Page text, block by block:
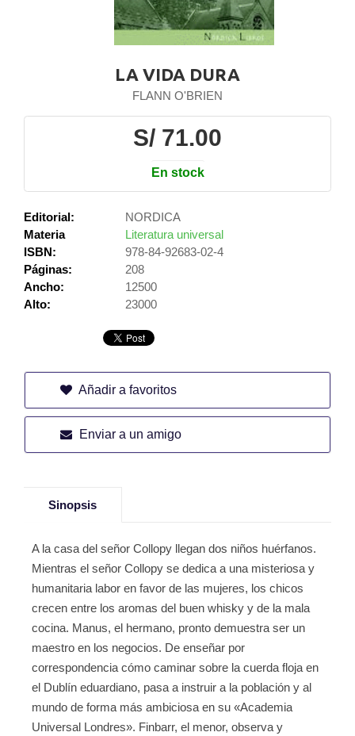
LA VIDA DURA
FLANN O'BRIEN
S/ 71.00
En stock
Editorial:
NORDICA
Materia
Literatura universal
ISBN:
978-84-92683-02-4
Páginas:
208
Ancho:
12500
Alto:
23000
Añadir a favoritos
Enviar a un amigo
Sinopsis
A la casa del señor Collopy llegan dos niños huérfanos.
Mientras el señor Collopy se dedica a una misteriosa y
humanitaria labor en favor de las mujeres, los chicos
crecen entre los aromas del buen whisky y de la mala
cocina. Manus, el hermano, pronto demuestra ser un
maestro en los negocios. De enseñar por
correspondencia cómo caminar sobre la cuerda floja en
el Dublín eduardiano, pasa a instruir a la población y al
mundo de forma más ambiciosa en su «Academia
Universal Londres». Finbarr, el menor, observa y